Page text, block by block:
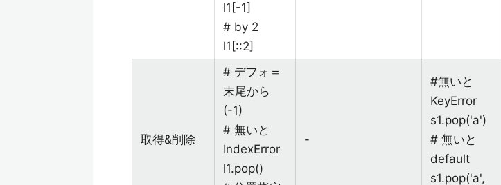
l1[-1]
# by 2
l1[::2]
取得&削除
# デフォ＝
末尾から
(-1)
# 無いと
IndexError
l1.pop()
-
#無いと
KeyError
s1.pop('a')
# 無いと
default
s1.pop('a',